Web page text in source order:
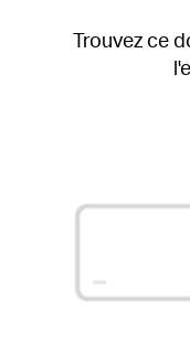
Trouvez ce